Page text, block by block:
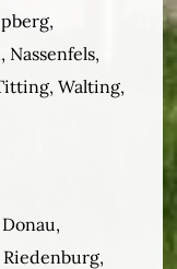
Walting,
Riedenburg,